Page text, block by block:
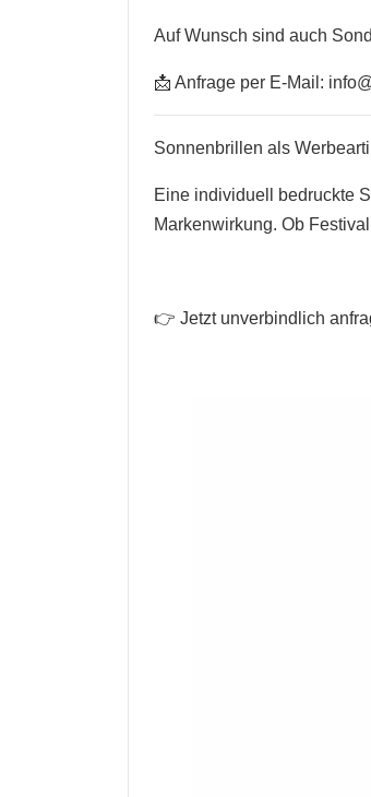
Auf Wunsch sind auch
📩 Anfrage per E-Mail:
Sonnenbrillen als
Eine individuell bedruckte
Markenwirkung. Ob
👉 Jetzt unverbindlich